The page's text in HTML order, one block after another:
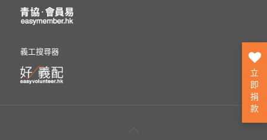
義工搜尋器
立
即
捐
款